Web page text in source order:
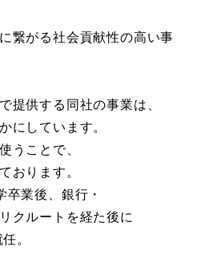
繋がる社会貢献性の高い事
提供する同社の事業は、
にしています。
うことで、
おります。
業後、銀行・
クルートを経た後に
。